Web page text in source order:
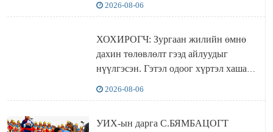
2026-08-06
ХОХИРОГЧ: Зургаан жилийн өмнө
дахин төлөвлөлт гээд айлуудыг
нүүлгэсэн. Гэтэл одоог хүртэл хашаа
2026-08-06
УИХ-ын дарга С.БЯМБАЦОГТ